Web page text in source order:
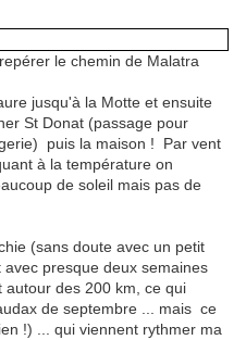
le chemin de Malatra
jusqu'à la Motte et ensuite
St Donat (passage pour
puis la maison ! Par vent
à la température on
de soleil mais pas de
(sans doute avec un petit
presque deux semaines
des 200 km, ce qui
de septembre ... mais ce
!) ... qui viennent rythmer ma